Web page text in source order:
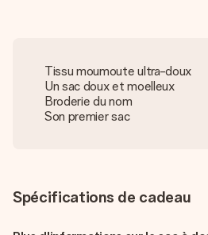
Tissu moumoute ultra-doux
Un sac doux et moelleux
Broderie du nom
Son premier sac
Spécifications de cadeau